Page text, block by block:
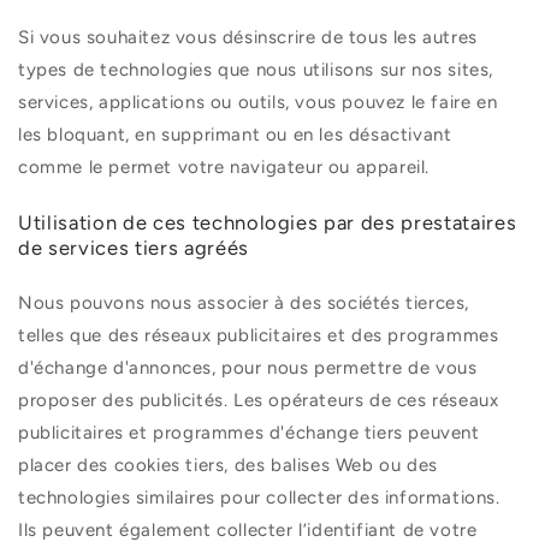
Si vous souhaitez vous désinscrire de tous les autres
types de technologies que nous utilisons sur nos sites,
services, applications ou outils, vous pouvez le faire en
les bloquant, en supprimant ou en les désactivant
comme le permet votre navigateur ou appareil.
Utilisation de ces technologies par des prestataires
de services tiers agréés
Nous pouvons nous associer à des sociétés tierces,
telles que des réseaux publicitaires et des programmes
d'échange d'annonces, pour nous permettre de vous
proposer des publicités. Les opérateurs de ces réseaux
publicitaires et programmes d'échange tiers peuvent
placer des cookies tiers, des balises Web ou des
technologies similaires pour collecter des informations.
Ils peuvent également collecter l’identifiant de votre